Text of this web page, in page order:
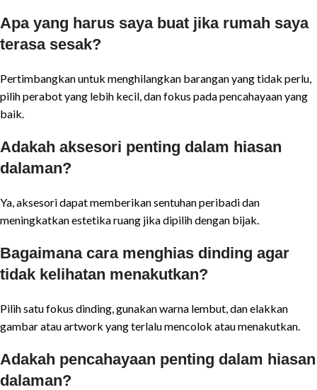
Apa yang harus saya buat jika rumah saya
terasa sesak?
Pertimbangkan untuk menghilangkan barangan yang tidak perlu,
pilih perabot yang lebih kecil, dan fokus pada pencahayaan yang
baik.
Adakah aksesori penting dalam hiasan
dalaman?
Ya, aksesori dapat memberikan sentuhan peribadi dan
meningkatkan estetika ruang jika dipilih dengan bijak.
Bagaimana cara menghias dinding agar
tidak kelihatan menakutkan?
Pilih satu fokus dinding, gunakan warna lembut, dan elakkan
gambar atau artwork yang terlalu mencolok atau menakutkan.
Adakah pencahayaan penting dalam hiasan
dalaman?